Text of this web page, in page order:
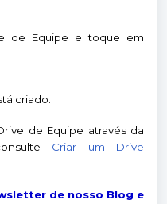
de Equipe e toque em
criado.
de Equipe através da
Criar um Drive
de nosso Blog e